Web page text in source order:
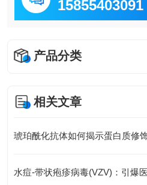
15855403091
产品分类
相关文章